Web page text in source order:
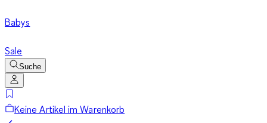
Babys
Sale
Suche
Keine Artikel im Warenkorb